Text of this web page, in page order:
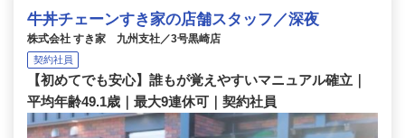
牛丼チェーンすき家の店舗スタッフ／深夜
株式会社 すき家 九州支社／3号黒崎店
契約社員
【初めてでも安心】誰もが覚えやすいマニュアル確立｜
平均年齢49.1歳｜最大9連休可｜契約社員